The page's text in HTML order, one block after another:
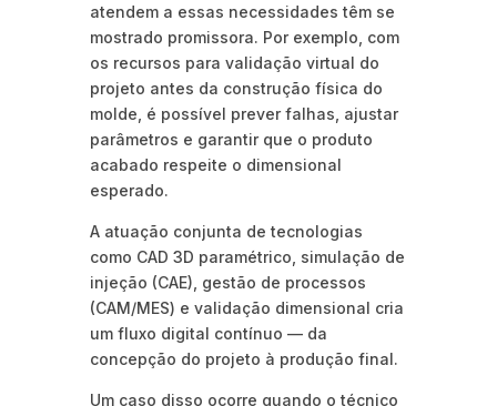
atendem a essas necessidades têm se
mostrado promissora. Por exemplo, com
os recursos para validação virtual do
projeto antes da construção física do
molde, é possível prever falhas, ajustar
parâmetros e garantir que o produto
acabado respeite o dimensional
esperado.
A atuação conjunta de tecnologias
como CAD 3D paramétrico, simulação de
injeção (CAE), gestão de processos
(CAM/MES) e validação dimensional cria
um fluxo digital contínuo — da
concepção do projeto à produção final.
Um caso disso ocorre quando o técnico